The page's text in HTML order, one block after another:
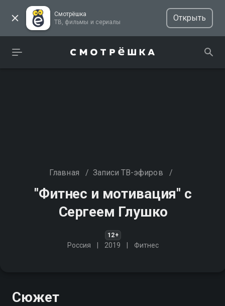
Смотрёшка
ТВ, фильмы и сериалы
Открыть
Главная / Записи ТВ-эфиров /
"Фитнес и мотивация" с
Сергеем Глушко
12+
Россия 2019 Фитнес
Сюжет